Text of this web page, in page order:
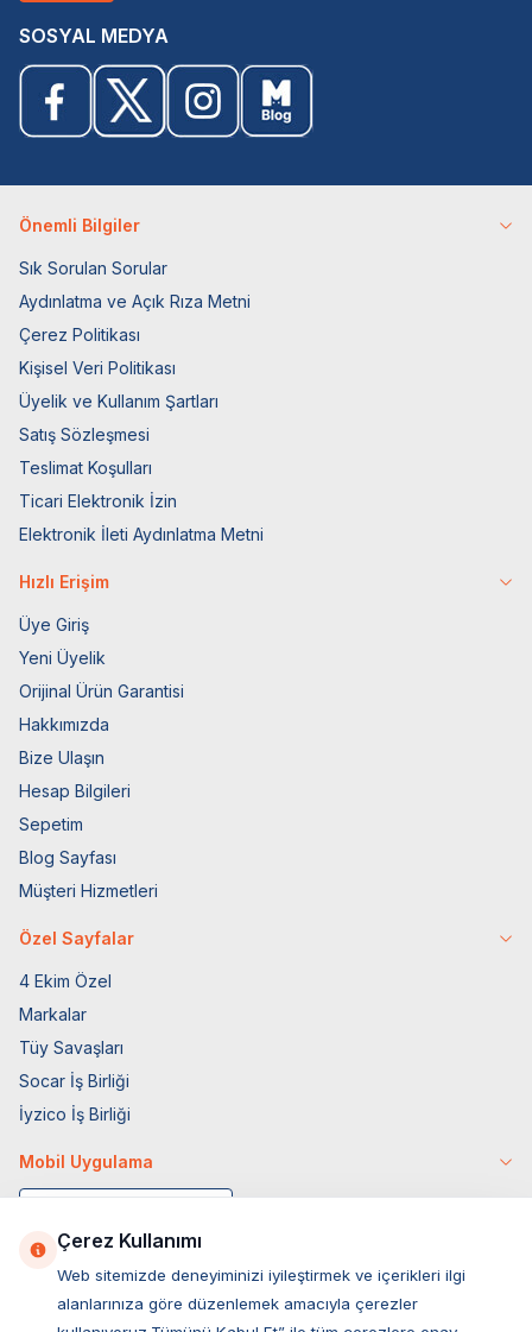
SOSYAL MEDYA
Önemli Bilgiler
Sık Sorulan Sorular
Aydınlatma ve Açık Rıza Metni
Çerez Politikası
Kişisel Veri Politikası
Üyelik ve Kullanım Şartları
Satış Sözleşmesi
Teslimat Koşulları
Ticari Elektronik İzin
Elektronik İleti Aydınlatma Metni
Hızlı Erişim
Üye Giriş
Yeni Üyelik
Orijinal Ürün Garantisi
Hakkımızda
Bize Ulaşın
Hesap Bilgileri
Sepetim
Blog Sayfası
Müşteri Hizmetleri
Özel Sayfalar
4 Ekim Özel
Markalar
Tüy Savaşları
Socar İş Birliği
İyzico İş Birliği
Mobil Uygulama
Çerez Kullanımı
Web sitemizde deneyiminizi iyileştirmek ve içerikleri ilgi
alanlarınıza göre düzenlemek amacıyla çerezler